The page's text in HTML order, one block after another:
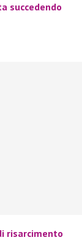
succedendo
risarcimento